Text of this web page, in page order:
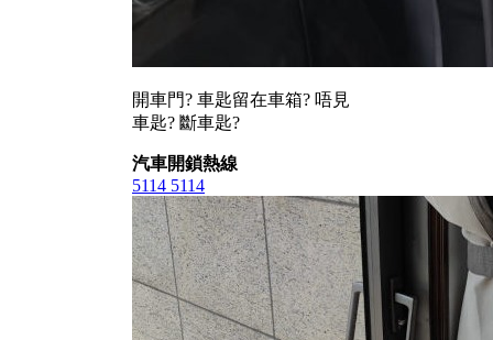
開車門? 車匙留在車箱? 唔見
車匙? 斷車匙?
汽車開鎖熱線
5114 5114